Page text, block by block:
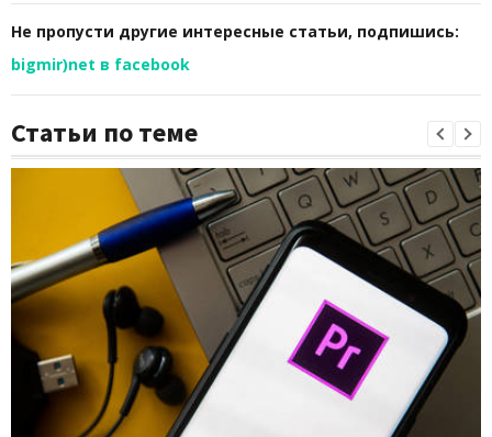
Не пропусти другие интересные статьи, подпишись:
bigmir)net в facebook
Статьи по теме